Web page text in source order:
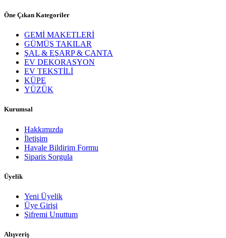
Öne Çıkan Kategoriler
GEMİ MAKETLERİ
GÜMÜŞ TAKILAR
ŞAL & EŞARP & ÇANTA
EV DEKORASYON
EV TEKSTİLİ
KÜPE
YÜZÜK
Kurumsal
Hakkımızda
İletişim
Havale Bildirim Formu
Siparis Sorgula
Üyelik
Yeni Üyelik
Üye Girişi
Şifremi Unuttum
Alışveriş